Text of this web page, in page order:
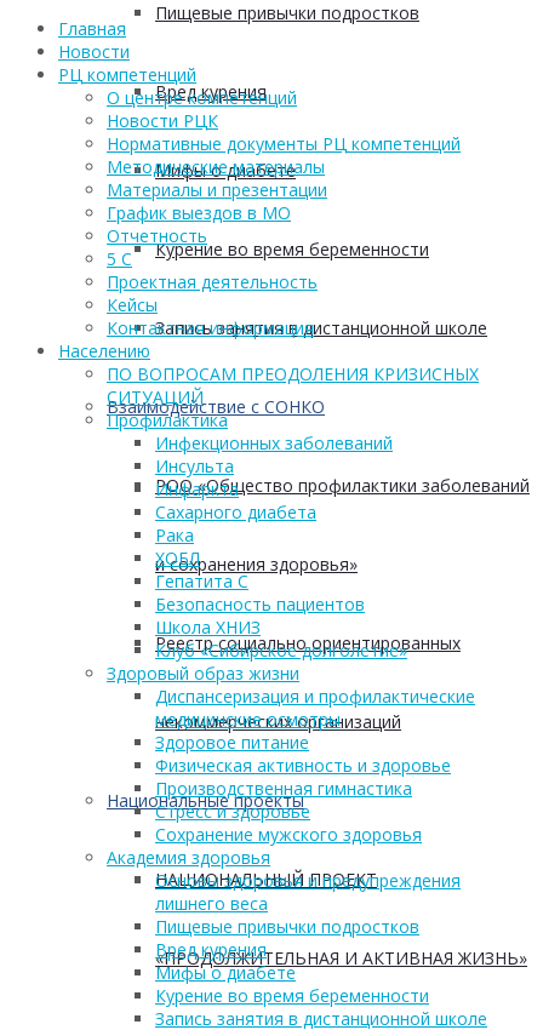
Пищевые привычки подростков
Вред курения
Мифы о диабете
Курение во время беременности
Запись занятия в дистанционной школе
Взаимодействие с СОНКО
РОО «Общество профилактики заболеваний
и сохранения здоровья»
Реестр социально ориентированных
некоммерческих организаций
Национальные проекты
НАЦИОНАЛЬНЫЙ ПРОЕКТ
«ПРОДОЛЖИТЕЛЬНАЯ И АКТИВНАЯ ЖИЗНЬ»
Главная
Новости
РЦ компетенций
О центре компетенций
Новости РЦК
Нормативные документы РЦ компетенций
Методические материалы
Материалы и презентации
График выездов в МО
Отчетность
5 С
Проектная деятельность
Кейсы
Контактная информация
Населению
ПО ВОПРОСАМ ПРЕОДОЛЕНИЯ КРИЗИСНЫХ
СИТУАЦИЙ
Профилактика
Инфекционных заболеваний
Инсульта
Инфаркта
Сахарного диабета
Рака
ХОБЛ
Гепатита С
Безопасность пациентов
Школа ХНИЗ
Клуб «Сибирское долголетие»
Здоровый образ жизни
Диспансеризация и профилактические
медицинские осмотры
Здоровое питание
Физическая активность и здоровье
Производственная гимнастика
Стресс и здоровье
Сохранение мужского здоровья
Академия здоровья
Основы здоровья и предупреждения
лишнего веса
Пищевые привычки подростков
Вред курения
Мифы о диабете
Курение во время беременности
Запись занятия в дистанционной школе